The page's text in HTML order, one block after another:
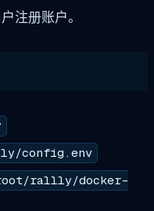
注册账户。
config.env
rallly/docker-